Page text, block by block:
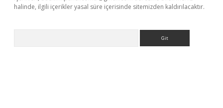
halinde, ilgili içerikler yasal süre içerisinde sitemizden kaldırılacaktır.